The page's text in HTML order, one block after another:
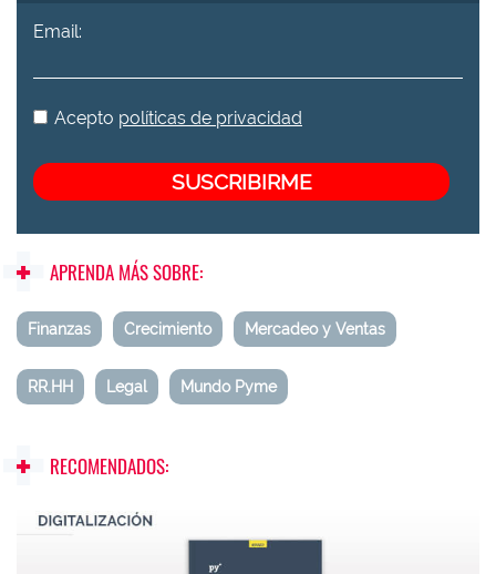
Email:
Acepto políticas de privacidad
APRENDA MÁS SOBRE:
Finanzas Crecimiento Mercadeo y Ventas
RR.HH Legal Mundo Pyme
RECOMENDADOS: